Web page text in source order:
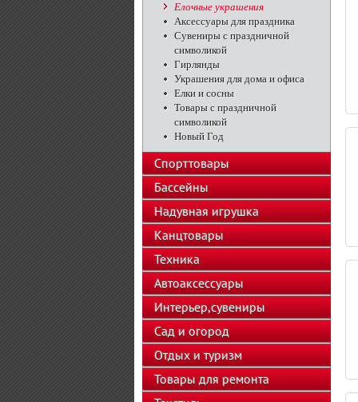
Елочные украшения
Аксессуары для праздника
Сувениры с праздничной
символикой
Гирлянды
Украшения для дома и офиса
Елки и сосны
Товары с праздничной
символикой
Новый Год
Спорттовары
Бассейны
Надувная игрушка
Канцтовары
Техника
Автоаксессуары
Интерьер,сувениры
Сад и огород
Отдых и туризм
Товары для ремонта